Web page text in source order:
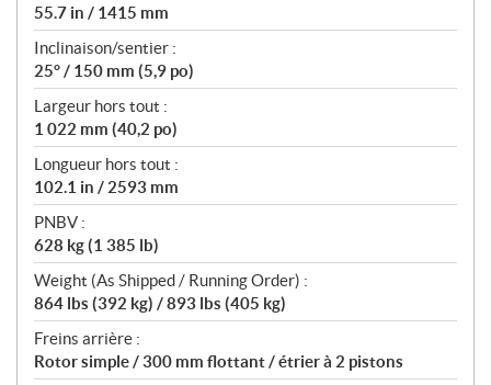
55.7 in / 1415 mm
Inclinaison/sentier :
25° / 150 mm (5,9 po)
Largeur hors tout :
1 022 mm (40,2 po)
Longueur hors tout :
102.1 in / 2593 mm
PNBV :
628 kg (1 385 lb)
Weight (As Shipped / Running Order) :
864 lbs (392 kg) / 893 lbs (405 kg)
Freins arrière :
Rotor simple / 300 mm flottant / étrier à 2 pistons